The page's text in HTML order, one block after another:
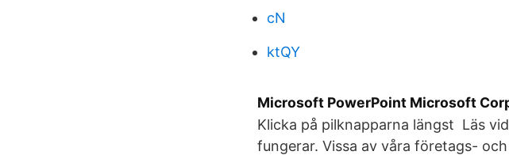
cN
ktQY
Microsoft PowerPoint Microsoft
Klicka på pilknapparna längst Läs
fungerar. Vissa av våra företags-